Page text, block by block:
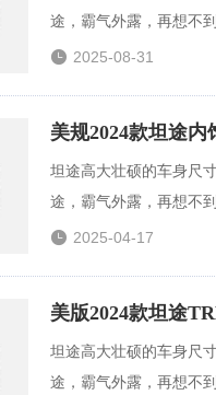
途，霸气外露，再想不到
 2025-08-31
美规2024款坦途
坦途高大壮硕的车身尺
途，霸气外露，再想不到
 2025-04-17
美版2024款坦途
坦途高大壮硕的车身尺
途，霸气外露，再想不到